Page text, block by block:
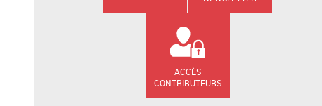
ACCÈS
CONTRIBUTEURS